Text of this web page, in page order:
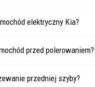
elektryczny Kia?
przed polerowaniem?
przedniej szyby?